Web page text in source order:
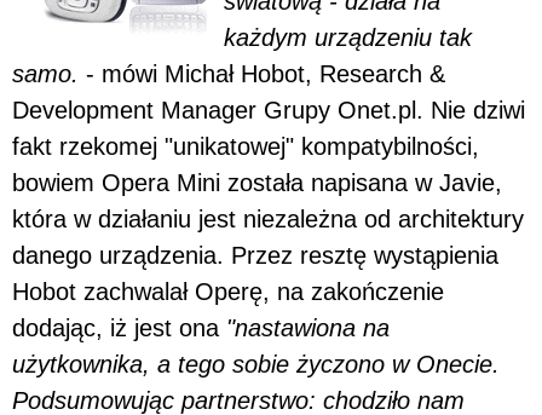
każdym urządzeniu tak
samo. - mówi Michał Hobot, Research &
Development Manager Grupy Onet.pl. Nie dziwi
fakt rzekomej "unikatowej" kompatybilności,
bowiem Opera Mini została napisana w Javie,
która w działaniu jest niezależna od architektury
danego urządzenia. Przez resztę wystąpienia
Hobot zachwalał Operę, na zakończenie
dodając, iż jest ona "nastawiona na
użytkownika, a tego sobie życzono w Onecie.
Podsumowując partnerstwo: chodziło nam